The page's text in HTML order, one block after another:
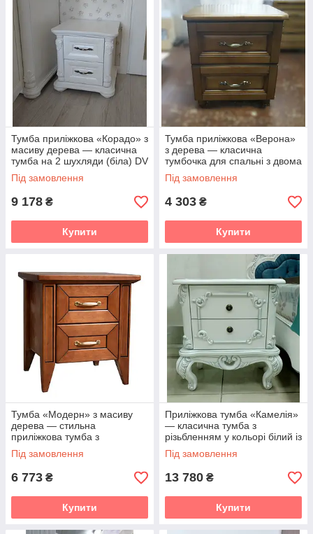
Тумба приліжкова «Корадо» з
масиву дерева — класична
тумба на 2 шухляди (біла) DV
Під замовлення
9 178 ₴
Купити
Тумба приліжкова «Верона»
з дерева — класична
тумбочка для спальні з двома
шухлядами DV
Під замовлення
4 303 ₴
Купити
Тумба «Модерн» з масиву
дерева — стильна
приліжкова тумба з
шухлядами у кольорі горіх DV
Під замовлення
6 773 ₴
Купити
Приліжкова тумба «Камелія»
— класична тумба з
різьбленням у кольорі білий із
сріблом DV
Під замовлення
13 780 ₴
Купити